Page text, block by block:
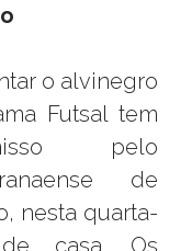
o alvinegro
Futsal tem
pelo
de
nesta quarta-